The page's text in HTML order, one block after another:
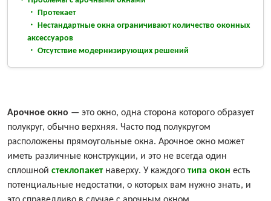
Протекает
Нестандартные окна ограничивают количество оконных
аксессуаров
Отсутствие модернизирующих решений
Арочное окно — это окно, одна сторона которого образует
полукруг, обычно верхняя. Часто под полукругом
расположены прямоугольные окна. Арочное окно может
иметь различные конструкции, и это не всегда один
сплошной стеклопакетнаверху. У каждого типа окон есть
потенциальные недостатки, о которых вам нужно знать, и